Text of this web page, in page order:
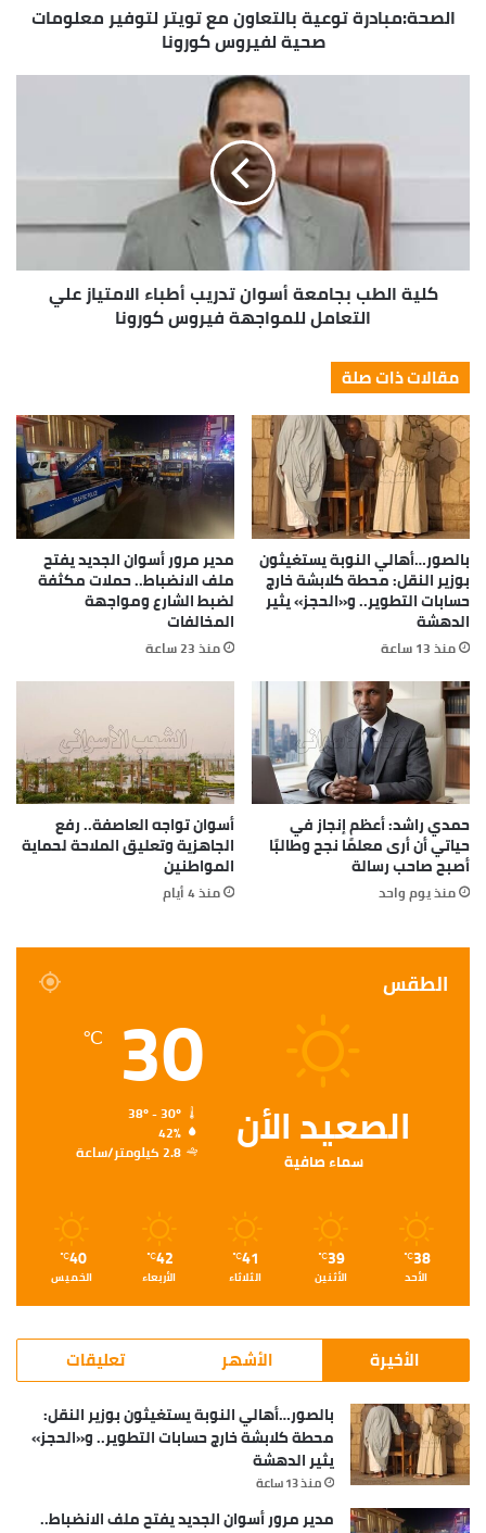
الصحة:مبادرة توعية بالتعاون مع تويتر لتوفير معلومات
صحية لفيروس كورونا
كلية الطب بجامعة أسوان تدريب أطباء الامتياز علي
التعامل للمواجهة فيروس كورونا
مقالات ذات صلة
بالصور…أهالي النوبة يستغيثون
بوزير النقل: محطة كلابشة خارج
حسابات التطوير.. و«الحجز» يثير
الدهشة
منذ 13 ساعة
مدير مرور أسوان الجديد يفتح
ملف الانضباط.. حملات مكثفة
لضبط الشارع ومواجهة
المخالفات
منذ 23 ساعة
حمدي راشد: أعظم إنجاز في
حياتي أن أرى معلمًا نجح وطالبًا
أصبح صاحب رسالة
منذ يوم واحد
أسوان تواجه العاصفة.. رفع
الجاهزية وتعليق الملاحة لحماية
المواطنين
منذ 4 أيام
الطقس
الصعيد الأن
سماء صافية
30
℃
38º - 30º
42%
2.8 كيلومتر/ساعة
38
℃
الأحد
39
℃
الأثنين
41
℃
الثلاثاء
42
℃
الأربعاء
40
℃
الخميس
الأخيرة الأشهر تعليقات
بالصور…أهالي النوبة يستغيثون بوزير النقل:
محطة كلابشة خارج حسابات التطوير.. و«الحجز»
يثير الدهشة
منذ 13 ساعة
مدير مرور أسوان الجديد يفتح ملف الانضباط..